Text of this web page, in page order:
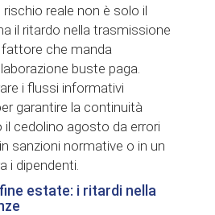
reale non è solo il
il ritardo nella trasmissione
fattore che manda
buste paga.
i flussi informativi
garantire la continuità
il cedolino agosto da errori
sanzioni normative o in un
i dipendenti.
estate: i ritardi nella